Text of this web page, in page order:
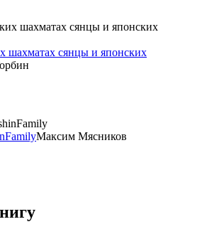
шахматах сянцы и японских
Максим Мясников